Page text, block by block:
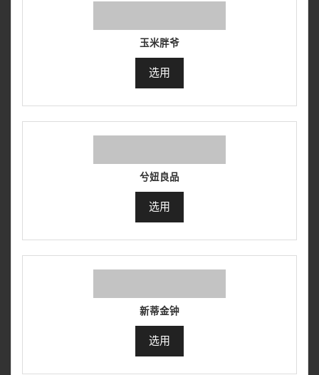
玉米胖爷
选用
兮妞良品
选用
新蒂金钟
选用